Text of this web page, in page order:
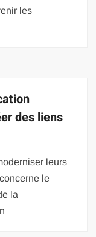
les
des liens
leurs
le
la